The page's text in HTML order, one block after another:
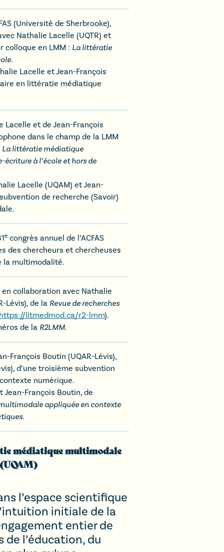
(Université de Sherbrooke),
Nathalie Lacelle (UQTR) et
colloque en LMM : La littératie
.
Lacelle et Jean-François
en littératie médiatique
Lacelle et de Jean-François
dans le champ de la LMM
La littératie médiatique
à l’école et hors de
Lacelle (UQAM) et Jean-
de recherche (Savoir)
e congrès annuel de l’ACFAS
des chercheurs et chercheuses
la multimodalité.
collaboration avec Nathalie
Lévis), de la Revue de recherches
https://litmedmod.ca/r2-lmm).
de la R2LMM.
François Boutin (UQAR-Lévis),
d’une troisième subvention
numérique.
Jean-François Boutin, de
appliquée en contexte
médiatique multimodale
l’espace scientifique
initiale de la
entier de
l’éducation, du